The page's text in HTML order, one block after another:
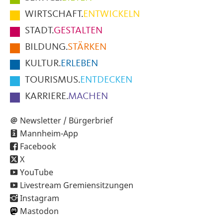
im
Fußbereich
der
Seite
WIRTSCHAFT.ENTWICKELN
STADT.GESTALTEN
BILDUNG.STÄRKEN
KULTUR.ERLEBEN
TOURISMUS.ENTDECKEN
KARRIERE.MACHEN
Newsletter / Bürgerbrief
Mannheim-App
Facebook
X
YouTube
Livestream Gremiensitzungen
Instagram
Mastodon